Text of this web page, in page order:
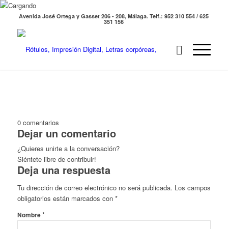
Avenida José Ortega y Gasset 206 - 208, Málaga. Telf.: 952 310 554 / 625
351 156
0 comentarios
Dejar un comentario
¿Quieres unirte a la conversación?
Siéntete libre de contribuir!
Deja una respuesta
Tu dirección de correo electrónico no será publicada. Los campos
obligatorios están marcados con *
Nombre*